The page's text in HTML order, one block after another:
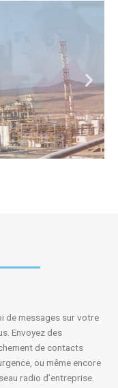
S
u
i
v
a
n
de messages sur votre
Envoyez des
de contacts
ou même encore
radio d’entreprise.